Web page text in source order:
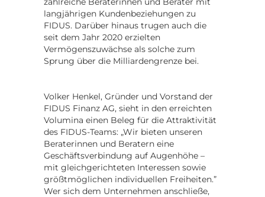
langjährigen Kundenbeziehungen zu
FIDUS. Darüber hinaus trugen auch die
seit dem Jahr 2020 erzielten
Vermögenszuwächse als solche zum
Sprung über die Milliardengrenze bei.
Volker Henkel, Gründer und Vorstand der
FIDUS Finanz AG, sieht in den erreichten
Volumina einen Beleg für die Attraktivität
des FIDUS-Teams: „Wir bieten unseren
Beraterinnen und Beratern eine
Geschäftsverbindung auf Augenhöhe –
mit gleichgerichteten Interessen sowie
größtmöglichen individuellen Freiheiten.”
Wer sich dem Unternehmen anschließe,